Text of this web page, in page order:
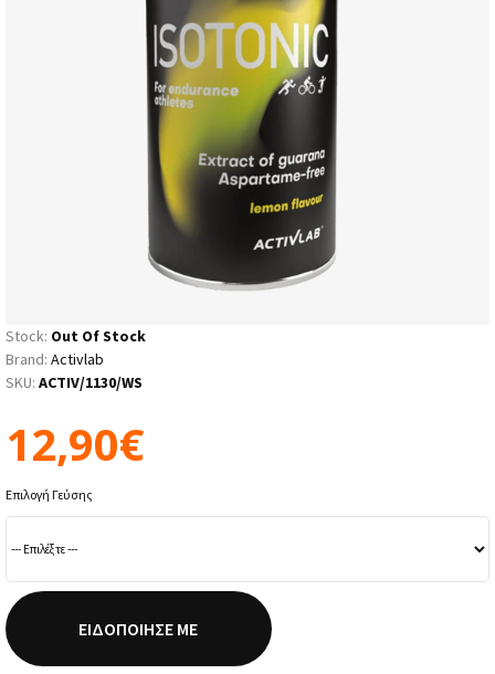
Stock: Out Of Stock
Brand: Activlab
SKU: ACTIV/1130/WS
12,90€
Επιλογή Γεύσης
ΕΙΔΟΠΟΊΗΣΈ ΜΕ